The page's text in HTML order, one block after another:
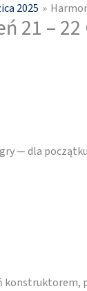
2025
21 – 22
— dla
konstruktorem,